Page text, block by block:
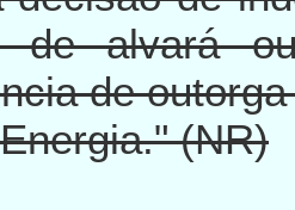
de alvará
de
(NR)